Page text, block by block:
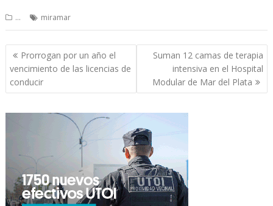
... miramar
Navegación
de
entradas
Prorrogan por un año el
vencimiento de las licencias de
conducir
Suman 12 camas de terapia
intensiva en el Hospital
Modular de Mar del Plata